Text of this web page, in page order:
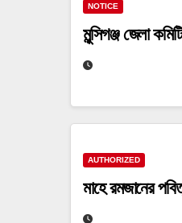
NOTICE
মুন্সিগঞ্জ জেলা
AUTHORIZED
মাহে রমজানের